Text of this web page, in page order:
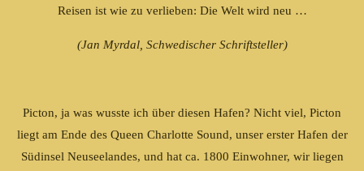
Reisen ist wie zu verlieben: Die Welt wird neu …
(Jan Myrdal, Schwedischer Schriftsteller)
Picton, ja was wusste ich über diesen Hafen? Nicht viel, Picton
liegt am Ende des Queen Charlotte Sound, unser erster Hafen der
Südinsel Neuseelandes, und hat ca. 1800 Einwohner, wir liegen